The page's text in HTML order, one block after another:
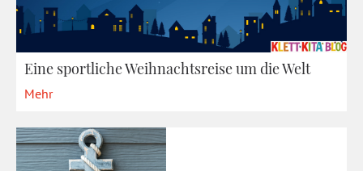
Eine sportliche Weihnachtsreise um die Welt
Mehr